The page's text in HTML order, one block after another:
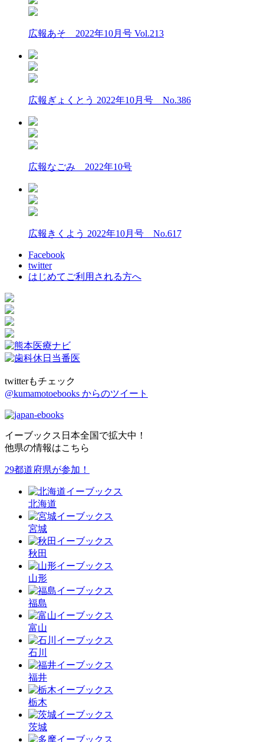
広報あそ 2022年10月号 Vol.213
広報ぎょくとう 2022年10月号 No.386
広報なごみ 2022年10号
広報きくよう 2022年10月号 No.617
Facebook
twitter
はじめてご利用される方へ
twitterもチェック
@kumamotoebooks からのツイート
イーブックス日本全国で拡大中！
他県の情報はこちら
29都道府県が参加！
北海道
宮城
秋田
山形
福島
富山
石川
福井
栃木
茨城